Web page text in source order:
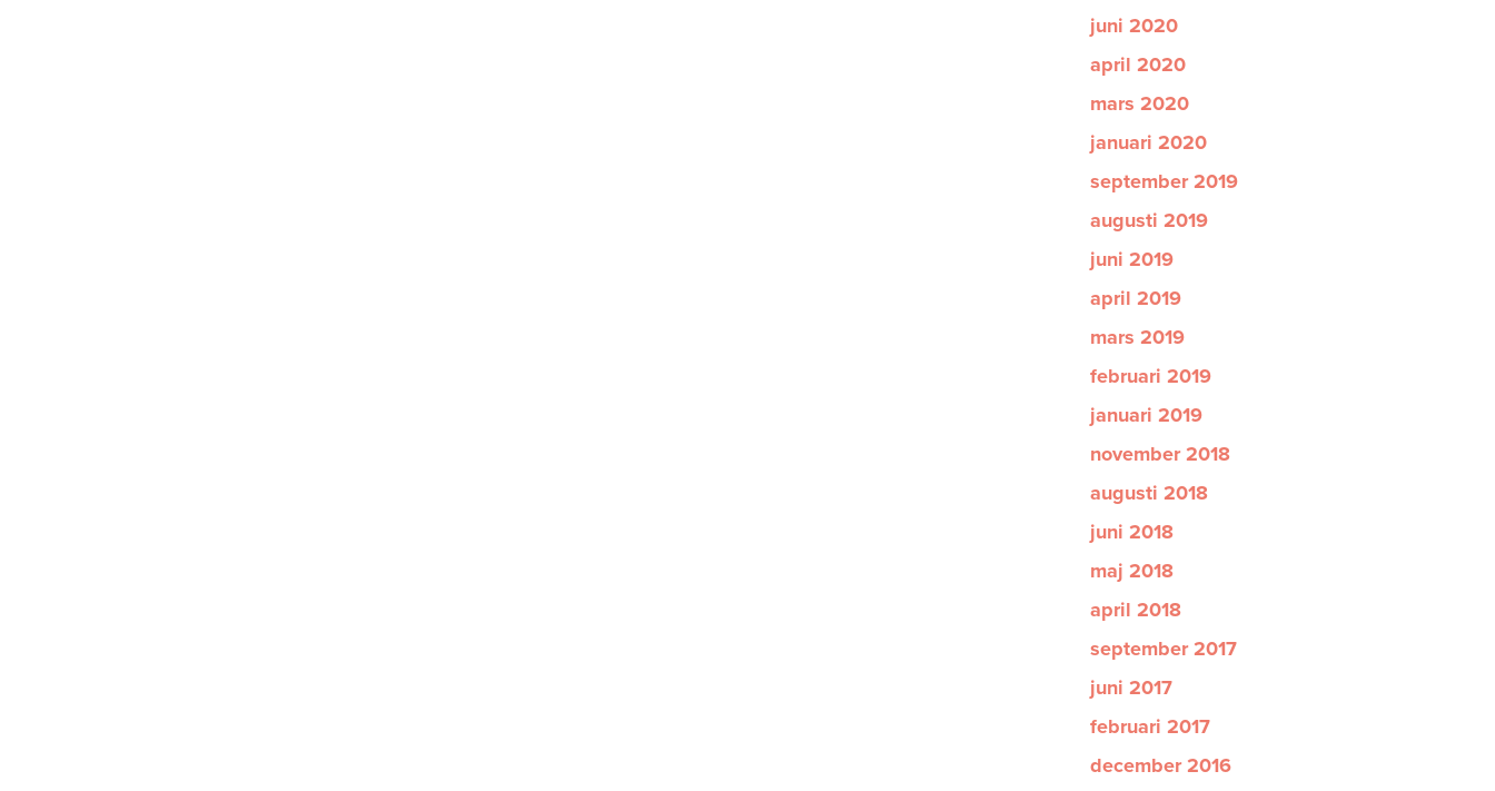
juni 2020
april 2020
mars 2020
januari 2020
september 2019
augusti 2019
juni 2019
april 2019
mars 2019
februari 2019
januari 2019
november 2018
augusti 2018
juni 2018
maj 2018
april 2018
september 2017
juni 2017
februari 2017
december 2016